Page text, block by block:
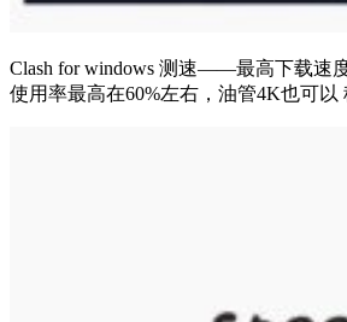
Clash for windows 测速——最高下载速
使用率最高在60%左右，油管4K也可以